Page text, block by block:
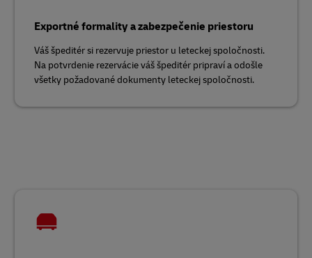
Exportné formality a zabezpečenie priestoru
Váš špeditér si rezervuje priestor u leteckej spoločnosti.
Na potvrdenie rezervácie váš špeditér pripraví a odošle
všetky požadované dokumenty leteckej spoločnosti.